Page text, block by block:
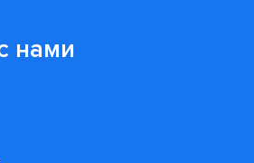
нами